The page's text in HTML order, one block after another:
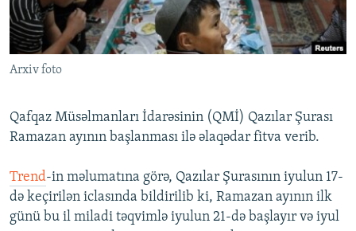
İNFOQRAFIKA
KARIKATURA
AZƏRBAYCAN ƏDƏBIYYATI KITABXANASI
İSLAM VƏ DEMOKRATIYA
İZ - MƏDƏNIYYƏT PROQRAMI
MISSIYAMIZ
PEŞƏ ETIKASI VƏ JURNALISTIKA STANDARTLARIMIZ
MATERIALLARIMIZDAN ISTIFADƏ
BIZI IZLƏ
Arxiv foto
Qafqaz Müsəlmanları İdarəsinin (QMİ) Qazılar Şurası
Ramazan ayının başlanması ilə əlaqədar fitva verib.
Trend-in məlumatına görə, Qazılar Şurasının iyulun 17-
də keçirilən iclasında bildirilib ki, Ramazan ayının ilk
günü bu il miladi təqvimlə iyulun 21-də başlayır və iyul